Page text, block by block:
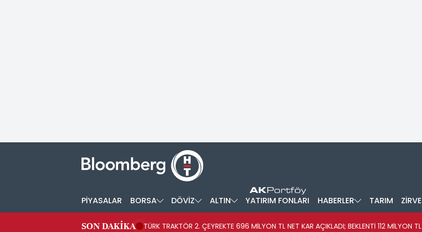
PİYASALAR BORSA DÖVİZ ALTIN YATIRIM FONLARI HABERLER TARIM ZİRVE
SON DAKİKA TÜRK TRAKTÖR 2. ÇEYREKTE 696 MİLYON TL NET KAR AÇIKLADI; BEKLENTİ 112 MİLYON TL